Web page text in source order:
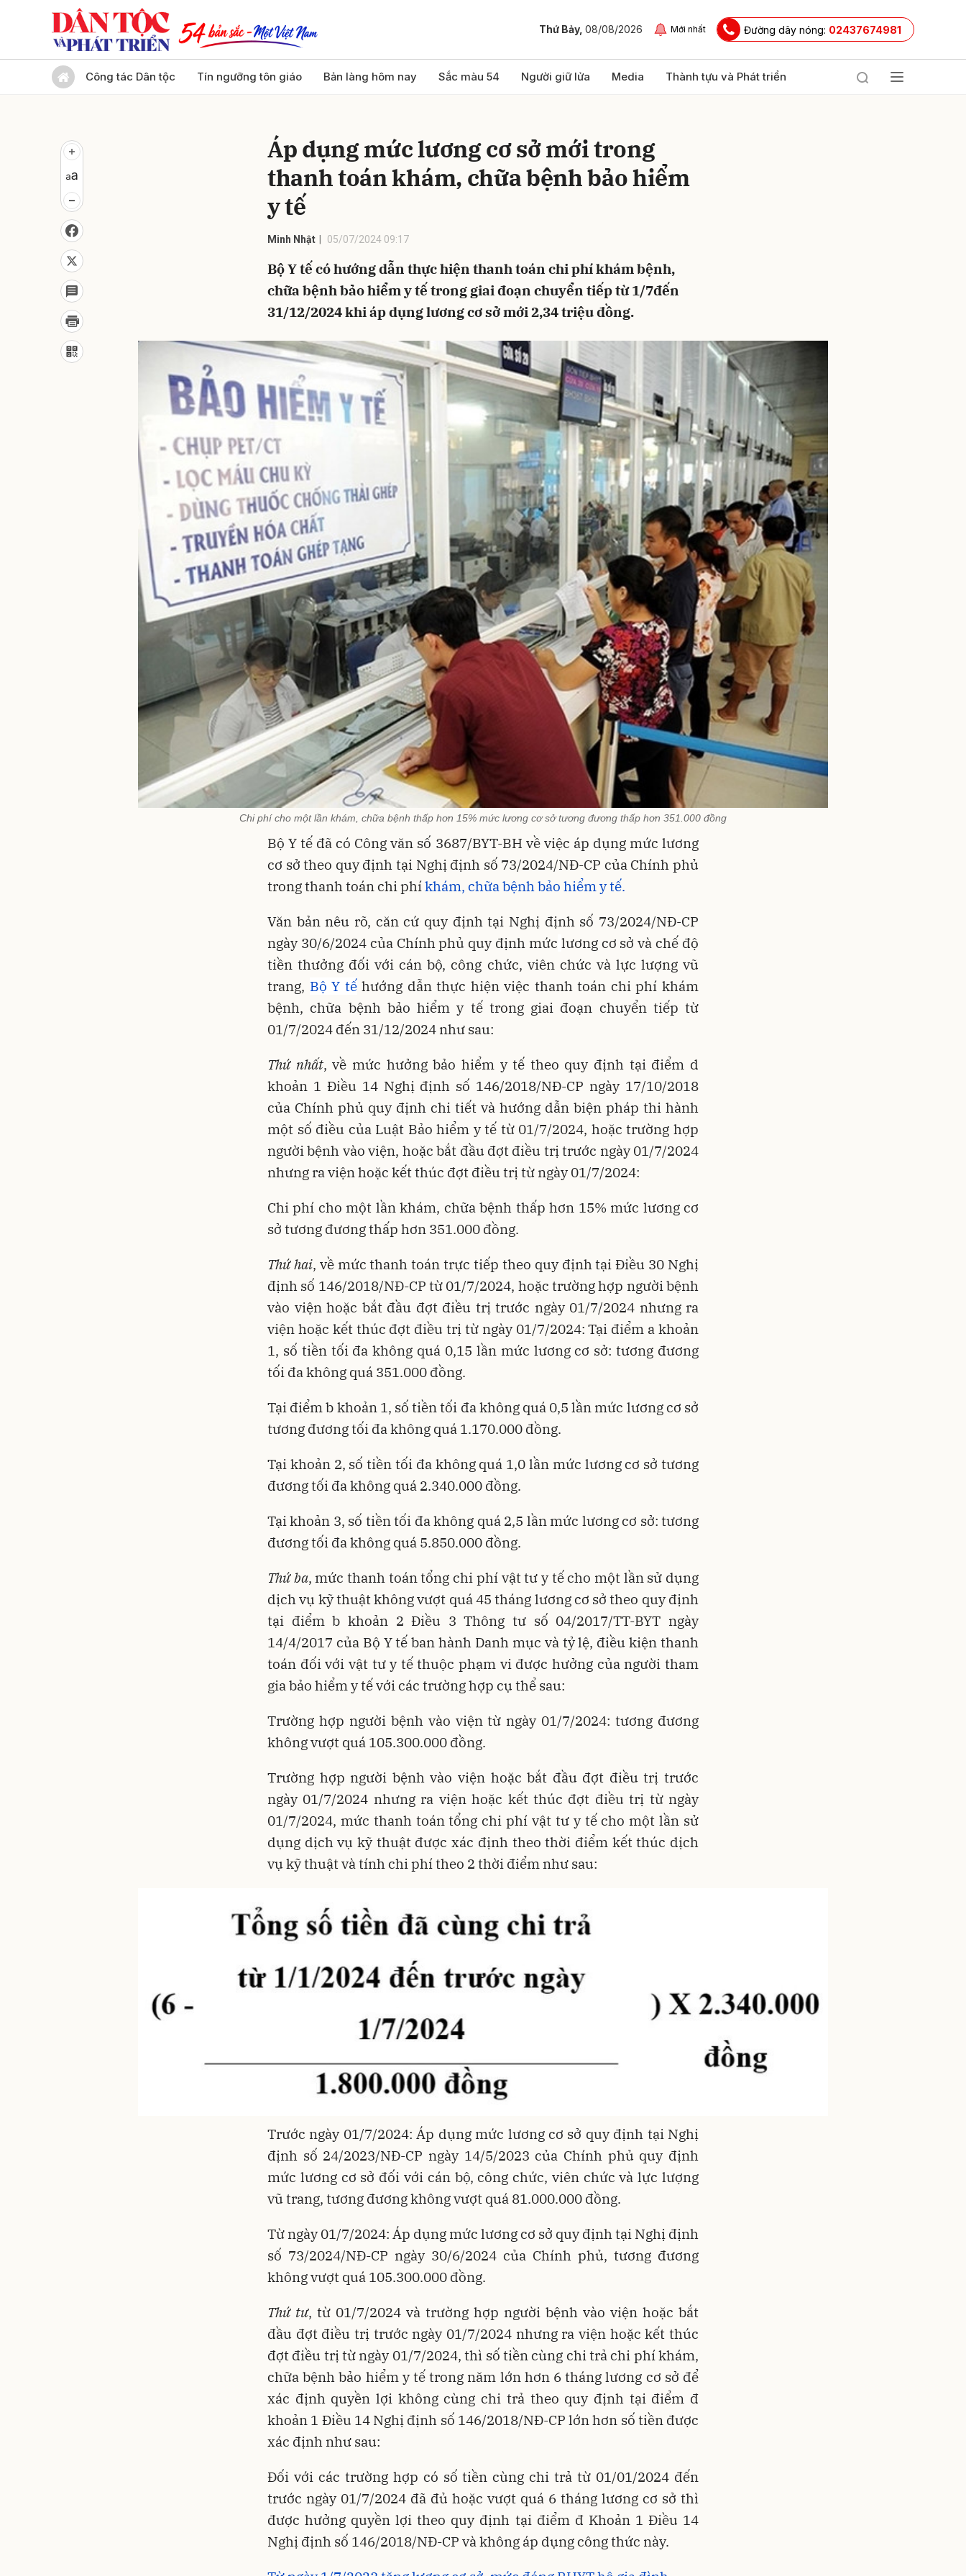
Thứ Bảy, 08/08/2026 Mới nhất Đường dây nóng: 02437674981
Công tác Dân tộc Tín ngưỡng tôn giáo Bản làng hôm nay Sắc màu 54 Người giữ lửa Media Thành tựu và Phát triển
Áp dụng mức lương cơ sở mới trong
thanh toán khám, chữa bệnh bảo hiểm
y tế
Minh Nhật 05/07/2024 09:17
Bộ Y tế có hướng dẫn thực hiện thanh toán chi phí khám bệnh,
chữa bệnh bảo hiểm y tế trong giai đoạn chuyển tiếp từ 1/7đến
31/12/2024 khi áp dụng lương cơ sở mới 2,34 triệu đồng.
Chi phí cho một lần khám, chữa bệnh thấp hơn 15% mức lương cơ sở tương đương thấp hơn 351.000 đồng
Bộ Y tế đã có Công văn số 3687/BYT-BH về việc áp dụng mức lương
cơ sở theo quy định tại Nghị định số 73/2024/NĐ-CP của Chính phủ
trong thanh toán chi phíkhám, chữa bệnh bảo hiểm y tế.
Văn bản nêu rõ, căn cứ quy định tại Nghị định số 73/2024/NĐ-CP
ngày 30/6/2024 của Chính phủ quy định mức lương cơ sở và chế độ
tiền thưởng đối với cán bộ, công chức, viên chức và lực lượng vũ
trang, Bộ Y tếhướng dẫn thực hiện việc thanh toán chi phí khám
bệnh, chữa bệnh bảo hiểm y tế trong giai đoạn chuyển tiếp từ
01/7/2024 đến 31/12/2024 như sau:
Thứ nhất, về mức hưởng bảo hiểm y tế theo quy định tại điểm d
khoản 1 Điều 14 Nghị định số 146/2018/NĐ-CP ngày 17/10/2018
của Chính phủ quy định chi tiết và hướng dẫn biện pháp thi hành
một số điều của Luật Bảo hiểm y tế từ 01/7/2024, hoặc trường hợp
người bệnh vào viện, hoặc bắt đầu đợt điều trị trước ngày 01/7/2024
nhưng ra viện hoặc kết thúc đợt điều trị từ ngày 01/7/2024:
Chi phí cho một lần khám, chữa bệnh thấp hơn 15% mức lương cơ
sở tương đương thấp hơn 351.000 đồng.
Thứ hai, về mức thanh toán trực tiếp theo quy định tại Điều 30 Nghị
định số 146/2018/NĐ-CP từ 01/7/2024, hoặc trường hợp người bệnh
vào viện hoặc bắt đầu đợt điều trị trước ngày 01/7/2024 nhưng ra
viện hoặc kết thúc đợt điều trị từ ngày 01/7/2024: Tại điểm a khoản
1, số tiền tối đa không quá 0,15 lần mức lương cơ sở: tương đương
tối đa không quá 351.000 đồng.
Tại điểm b khoản 1, số tiền tối đa không quá 0,5 lần mức lương cơ sở
tương đương tối đa không quá 1.170.000 đồng.
Tại khoản 2, số tiền tối đa không quá 1,0 lần mức lương cơ sở tương
đương tối đa không quá 2.340.000 đồng.
Tại khoản 3, số tiền tối đa không quá 2,5 lần mức lương cơ sở: tương
đương tối đa không quá 5.850.000 đồng.
Thứ ba, mức thanh toán tổng chi phí vật tư y tế cho một lần sử dụng
dịch vụ kỹ thuật không vượt quá 45 tháng lương cơ sở theo quy định
tại điểm b khoản 2 Điều 3 Thông tư số 04/2017/TT-BYT ngày
14/4/2017 của Bộ Y tế ban hành Danh mục và tỷ lệ, điều kiện thanh
toán đối với vật tư y tế thuộc phạm vi được hưởng của người tham
gia bảo hiểm y tế với các trường hợp cụ thể sau:
Trường hợp người bệnh vào viện từ ngày 01/7/2024: tương đương
không vượt quá 105.300.000 đồng.
Trường hợp người bệnh vào viện hoặc bắt đầu đợt điều trị trước
ngày 01/7/2024 nhưng ra viện hoặc kết thúc đợt điều trị từ ngày
01/7/2024, mức thanh toán tổng chi phí vật tư y tế cho một lần sử
dụng dịch vụ kỹ thuật được xác định theo thời điểm kết thúc dịch
vụ kỹ thuật và tính chi phí theo 2 thời điểm như sau:
Trước ngày 01/7/2024: Áp dụng mức lương cơ sở quy định tại Nghị
định số 24/2023/NĐ-CP ngày 14/5/2023 của Chính phủ quy định
mức lương cơ sở đối với cán bộ, công chức, viên chức và lực lượng
vũ trang, tương đương không vượt quá 81.000.000 đồng.
Từ ngày 01/7/2024: Áp dụng mức lương cơ sở quy định tại Nghị định
số 73/2024/NĐ-CP ngày 30/6/2024 của Chính phủ, tương đương
không vượt quá 105.300.000 đồng.
Thứ tư, từ 01/7/2024 và trường hợp người bệnh vào viện hoặc bắt
đầu đợt điều trị trước ngày 01/7/2024 nhưng ra viện hoặc kết thúc
đợt điều trị từ ngày 01/7/2024, thì số tiền cùng chi trả chi phí khám,
chữa bệnh bảo hiểm y tế trong năm lớn hơn 6 tháng lương cơ sở để
xác định quyền lợi không cùng chi trả theo quy định tại điểm đ
khoản 1 Điều 14 Nghị định số 146/2018/NĐ-CP lớn hơn số tiền được
xác định như sau:
Đối với các trường hợp có số tiền cùng chi trả từ 01/01/2024 đến
trước ngày 01/7/2024 đã đủ hoặc vượt quá 6 tháng lương cơ sở thì
được hưởng quyền lợi theo quy định tại điểm đ Khoản 1 Điều 14
Nghị định số 146/2018/NĐ-CP và không áp dụng công thức này.
Gửi bình luận